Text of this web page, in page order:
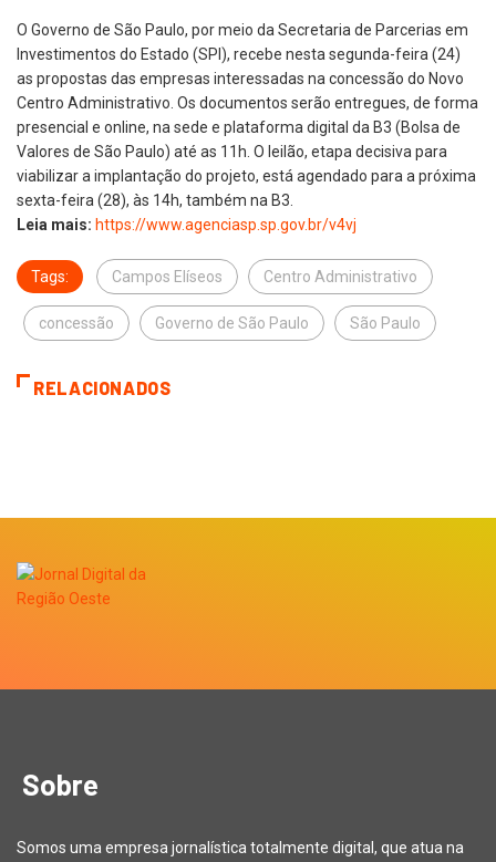
O Governo de São Paulo, por meio da Secretaria de Parcerias em
Investimentos do Estado (SPI), recebe nesta segunda-feira (24)
as propostas das empresas interessadas na concessão do Novo
Centro Administrativo. Os documentos serão entregues, de forma
presencial e online, na sede e plataforma digital da B3 (Bolsa de
Valores de São Paulo) até as 11h. O leilão, etapa decisiva para
viabilizar a implantação do projeto, está agendado para a próxima
sexta-feira (28), às 14h, também na B3.
Leia mais: https://www.agenciasp.sp.gov.br/v4vj
Tags: Campos Elíseos Centro Administrativo
concessão Governo de São Paulo São Paulo
RELACIONADOS
Sobre
Somos uma empresa jornalística totalmente digital, que atua na